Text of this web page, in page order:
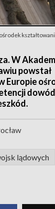
W
powstał
Europie
lądowych